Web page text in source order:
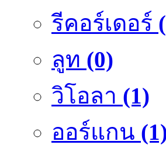
รีคอร์เดอร์
ลูท (0)
วิโอลา (1)
ออร์แกน